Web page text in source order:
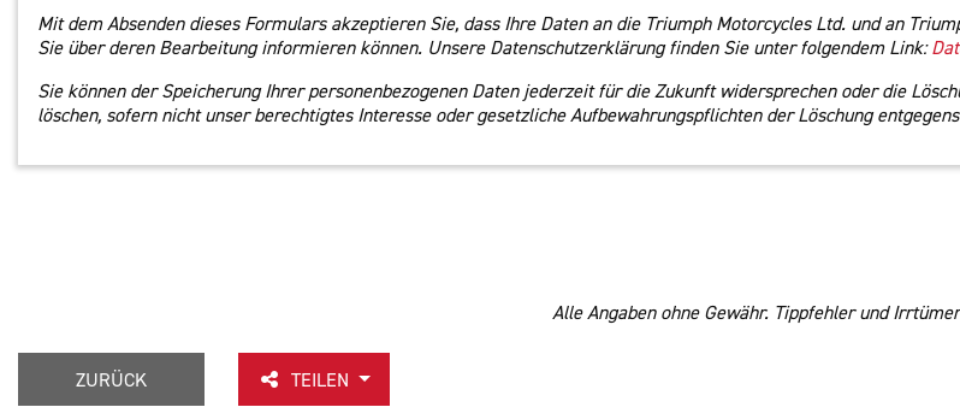
Mit dem Absenden dieses Formulars akzeptieren Sie, dass Ihre Daten an die Triumph Motorcycles Ltd. und an
Sie über deren Bearbeitung informieren können. Unsere Datenschutzerklärung finden Sie unter folgendem Link:
Sie können der Speicherung Ihrer personenbezogenen Daten jederzeit für die Zukunft widersprechen oder die
löschen, sofern nicht unser berechtigtes Interesse oder gesetzliche Aufbewahrungspflichten der Löschung
Alle Angaben ohne Gewähr. Tippfehler und
ZURÜCK TEILEN